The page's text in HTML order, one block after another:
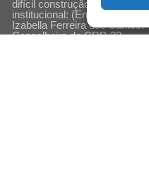
difícil construção do
institucional: (En)cena
Izabella Ferreira dos Santos,
Conselheira do CRP-23